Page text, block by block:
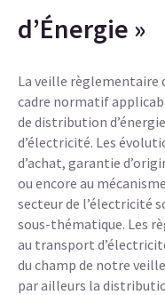
d’Énergie »
La veille règlementaire
cadre normatif
de distribution
d’électricité. Les
d’achat, garantie
ou encore au
secteur de l’électricité
sous-thématique. Les
au transport
du champ de notre
par ailleurs la